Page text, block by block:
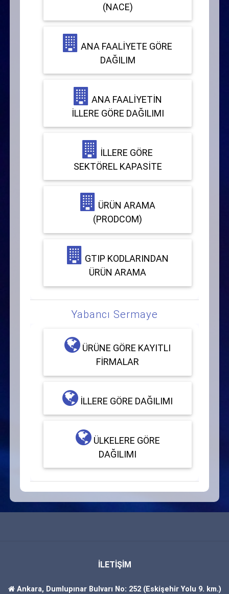
(NACE)
ANA FAALIYETE GÖRE
DAĞILIM
ANA FAALIYETIN
İLLERE GÖRE DAĞILIMI
İLLERE GÖRE
SEKTÖREL KAPASITE
ÜRÜN ARAMA
(PRODCOM)
GTIP KODLARINDAN
ÜRÜN ARAMA
Yabancı Sermaye
ÜRÜNE GÖRE KAYITLI
FIRMALAR
İLLERE GÖRE DAĞILIMI
ÜLKELERE GÖRE
DAĞILIMI
İLETİŞİM
Ankara, Dumlupınar Bulvarı No: 252 (Eskişehir Yolu 9. km.)